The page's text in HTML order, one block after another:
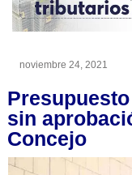
noviembre 24, 2021
sin
Concejo